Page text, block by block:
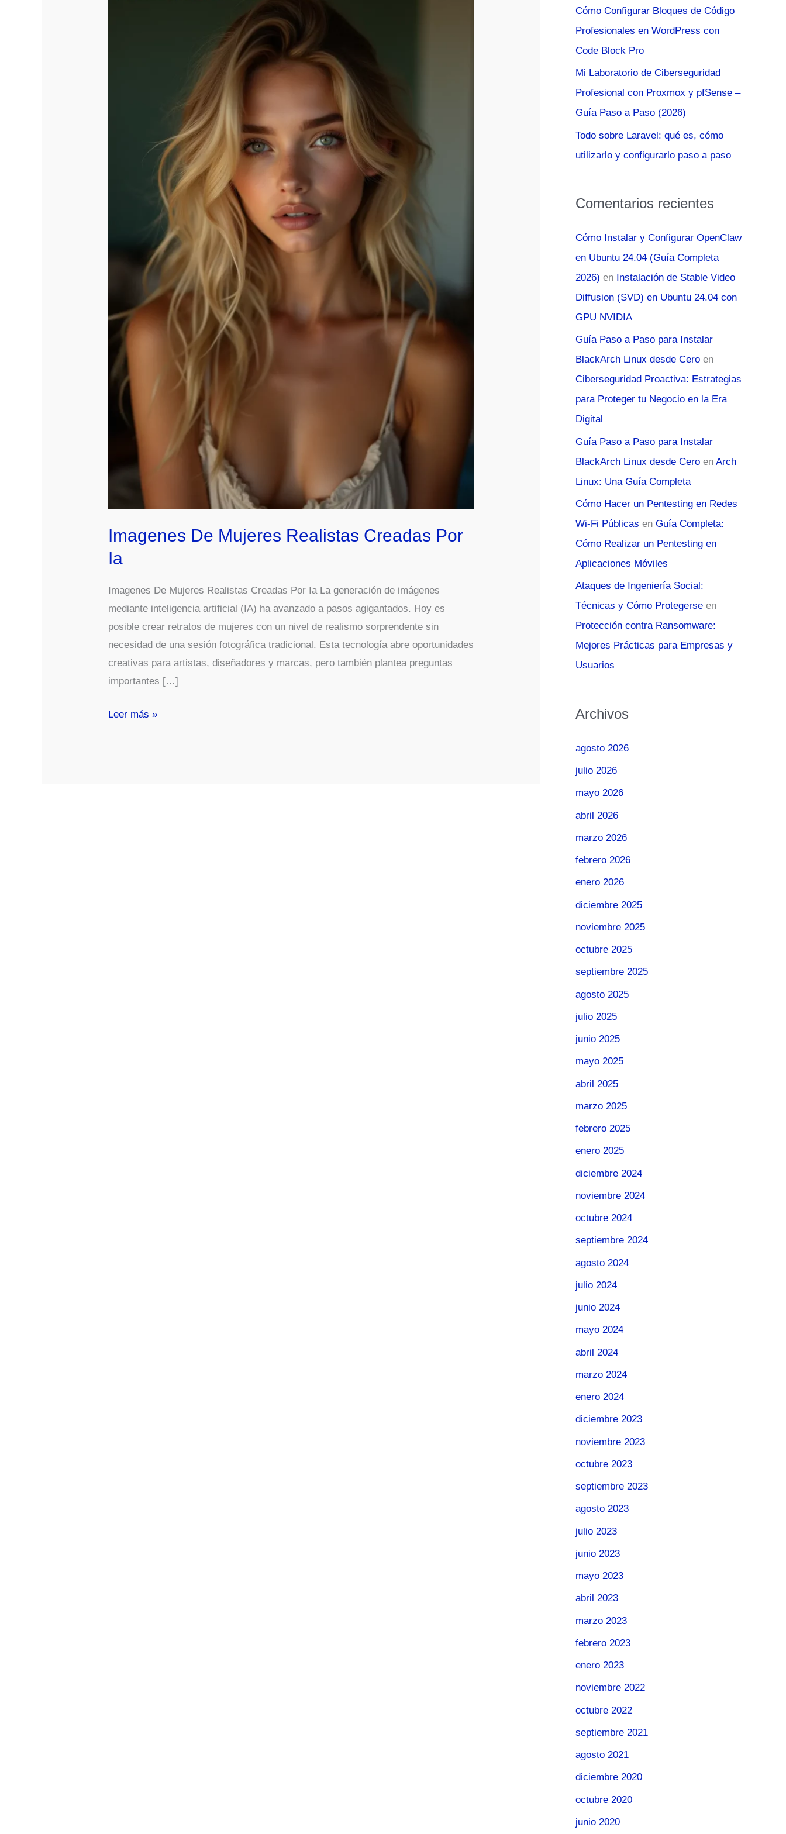
Imagenes De Mujeres Realistas Creadas Por
Ia
Imagenes De Mujeres Realistas Creadas Por Ia La generación de imágenes
mediante inteligencia artificial (IA) ha avanzado a pasos agigantados. Hoy es
posible crear retratos de mujeres con un nivel de realismo sorprendente sin
necesidad de una sesión fotográfica tradicional. Esta tecnología abre oportunidades
creativas para artistas, diseñadores y marcas, pero también plantea preguntas
importantes […]
Imagenes
Leer más »
:
Cómo Configurar Bloques de Código
Profesionales en WordPress con
Code Block Pro
Mi Laboratorio de Ciberseguridad
Profesional con Proxmox y pfSense –
Guía Paso a Paso (2026)
Todo sobre Laravel: qué es, cómo
utilizarlo y configurarlo paso a paso
Comentarios recientes
Cómo Instalar y Configurar OpenClaw
en Ubuntu 24.04 (Guía Completa
2026) en Instalación de Stable Video
Diffusion (SVD) en Ubuntu 24.04 con
GPU NVIDIA
Guía Paso a Paso para Instalar
BlackArch Linux desde Cero en
Ciberseguridad Proactiva: Estrategias
para Proteger tu Negocio en la Era
Digital
Guía Paso a Paso para Instalar
BlackArch Linux desde Cero en Arch
Linux: Una Guía Completa
Cómo Hacer un Pentesting en Redes
Wi-Fi Públicas en Guía Completa:
Cómo Realizar un Pentesting en
Aplicaciones Móviles
Ataques de Ingeniería Social:
Técnicas y Cómo Protegerse en
Protección contra Ransomware:
Mejores Prácticas para Empresas y
Usuarios
Archivos
agosto 2026
julio 2026
mayo 2026
abril 2026
marzo 2026
febrero 2026
enero 2026
diciembre 2025
noviembre 2025
octubre 2025
septiembre 2025
agosto 2025
julio 2025
junio 2025
mayo 2025
abril 2025
marzo 2025
febrero 2025
enero 2025
diciembre 2024
noviembre 2024
octubre 2024
septiembre 2024
agosto 2024
julio 2024
junio 2024
mayo 2024
abril 2024
marzo 2024
enero 2024
diciembre 2023
noviembre 2023
octubre 2023
septiembre 2023
agosto 2023
julio 2023
junio 2023
mayo 2023
abril 2023
marzo 2023
febrero 2023
enero 2023
noviembre 2022
octubre 2022
septiembre 2021
agosto 2021
diciembre 2020
octubre 2020
junio 2020